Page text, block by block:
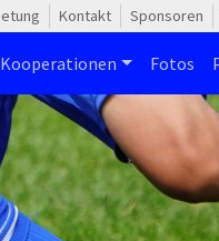
Kontakt Sponsoren
Kooperationen Fotos